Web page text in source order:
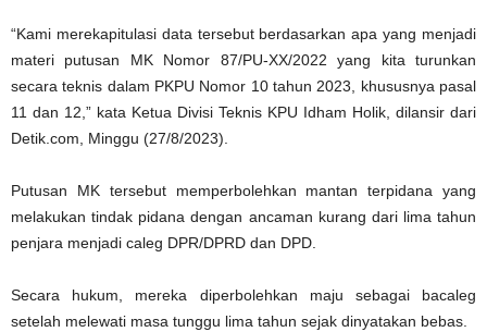
“Kami merekapitulasi data tersebut berdasarkan apa yang menjadi
materi putusan MK Nomor 87/PU-XX/2022 yang kita turunkan
secara teknis dalam PKPU Nomor 10 tahun 2023, khususnya pasal
11 dan 12,” kata Ketua Divisi Teknis KPU Idham Holik, dilansir dari
Detik.com, Minggu (27/8/2023).
Putusan MK tersebut memperbolehkan mantan terpidana yang
melakukan tindak pidana dengan ancaman kurang dari lima tahun
penjara menjadi caleg DPR/DPRD dan DPD.
Secara hukum, mereka diperbolehkan maju sebagai bacaleg
setelah melewati masa tunggu lima tahun sejak dinyatakan bebas.